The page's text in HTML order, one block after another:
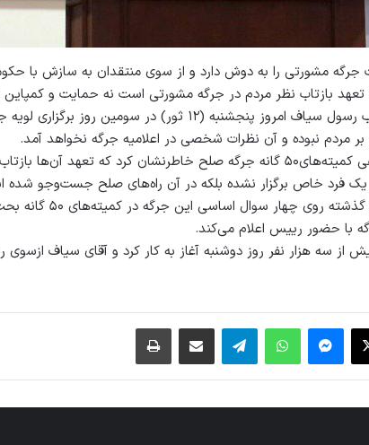
مشورتی را به دوش دارد و از سوی منتقدان به سازش با
تعهد بازتاب نظر مردم در جرگه مشورتی است نه حمایت و
به گزارش خبرگزاری دید، عبدالرب رسول سیاف امروز پنجشنبه
مردم نبوده و آن نظرات شخصی در اعلامیه جرگه نخواهد آمد.
آقای سیاف در جلسه گزارش دهی کمیته‌های۵۰ گانه جرگه صلح خاطرنشان کرد
یک فرد خاص برگزار نشده بلکه در آن راه‌های صلح جست‌وجو شده
اعضای جرگه مشورتی
با حضور رییس اعلام می‌کند.
سه هزار نفر روز دوشنبه آغاز به کار کرد و آقای سیاف
X پیام رسان واتس آپ تلگرام اشتراک گذاری از طریق ایمیل چاپ